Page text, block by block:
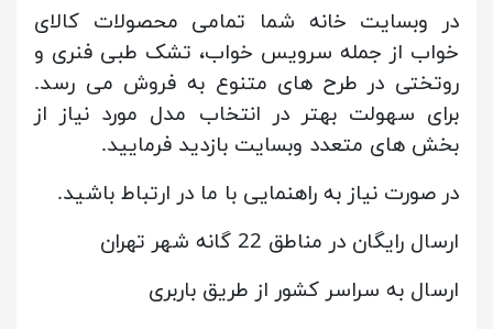
در وبسایت خانه شما تمامی محصولات کالای
خواب از جمله سرویس خواب، تشک طبی فنری و
روتختی در طرح های متنوع به فروش می رسد.
برای سهولت بهتر در انتخاب مدل مورد نیاز از
بخش های متعدد وبسایت بازدید فرمایید.
در صورت نیاز به راهنمایی با ما در ارتباط باشید.
ارسال رایگان در مناطق 22 گانه شهر تهران
ارسال به سراسر کشور از طریق باربری